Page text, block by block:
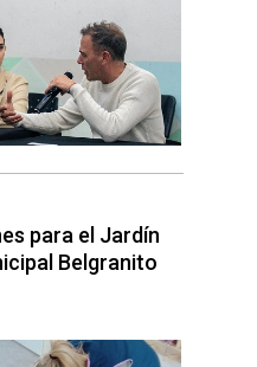
para el Jardín
Belgranito